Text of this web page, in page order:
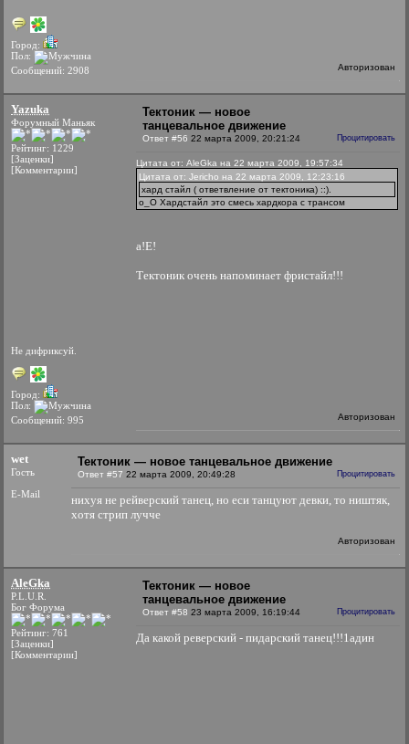
Город:
Пол:
Сообщений: 2908
Авторизован
Yazuka
Форумный Маньяк
Рейтинг: 1229
[Заценки]
[Комментарии]
Не дифриксуй.
Город:
Пол:
Сообщений: 995
Тектоник — новое
танцевальное движение
Ответ #56 22 марта 2009, 20:21:24 Процитировать
Цитата от: AleGka на 22 марта 2009, 19:57:34
Цитата от: Jericho на 22 марта 2009, 12:23:16
хард стайл ( ответвление от тектоника) ::).
о_О Хардстайл это смесь хардкора с трансом
а!Е!
Тектоник очень напоминает фристайл!!!
Авторизован
wet
Гость
E-Mail
Тектоник — новое танцевальное движение
Ответ #57 22 марта 2009, 20:49:28 Процитировать
нихуя не рейверский танец, но еси танцуют девки, то ништяк,
хотя стрип лучче
Авторизован
AleGka
P.L.U.R.
Бог Форума
Рейтинг: 761
[Заценки]
[Комментарии]
Тектоник — новое
танцевальное движение
Ответ #58 23 марта 2009, 16:19:44 Процитировать
Да какой реверский - пидарский танец!!!1адин